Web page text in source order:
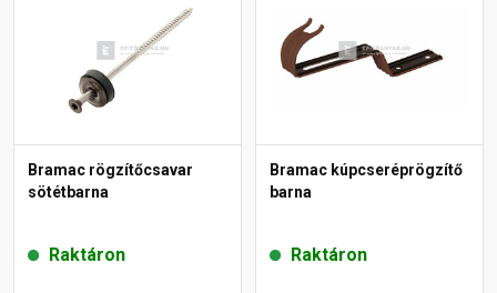
Bramac rögzítőcsavar
sötétbarna
Raktáron
Bramac kúpcseréprögzítő
barna
Raktáron